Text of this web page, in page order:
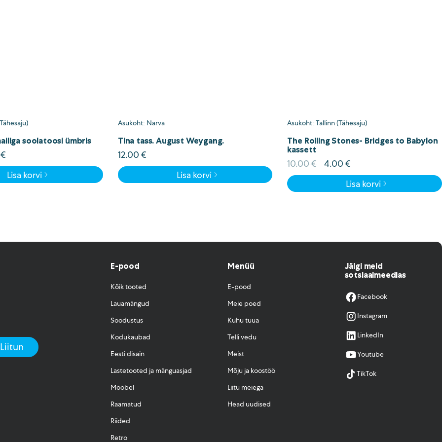
soolatoosi ümbris
€
price
is:
Lisa korvi
Asukoht: Narva
Tina tass. August Weygang.
12.00 €
Lisa korvi
Asukoht: Tallinn (Tähesaju)
The Rolling Stones- Bridges to Babylon
kassett
10.00€
Algne
hind
4.00€
price
is:
Lisa korvi
E-pood
Kõik tooted
Lauamängud
Soodustus
Kodukaubad
Eesti disain
Lastetooted ja mänguasjad
Mööbel
Raamatud
Riided
Retro
Menüü
E-pood
Meie poed
Kuhu tuua
Telli vedu
Meist
Mõju ja koostöö
Liitu meiega
Head uudised
Jälgi meid
sotsiaalmeedias
Facebook
Instagram
LinkedIn
Youtube
TikTok